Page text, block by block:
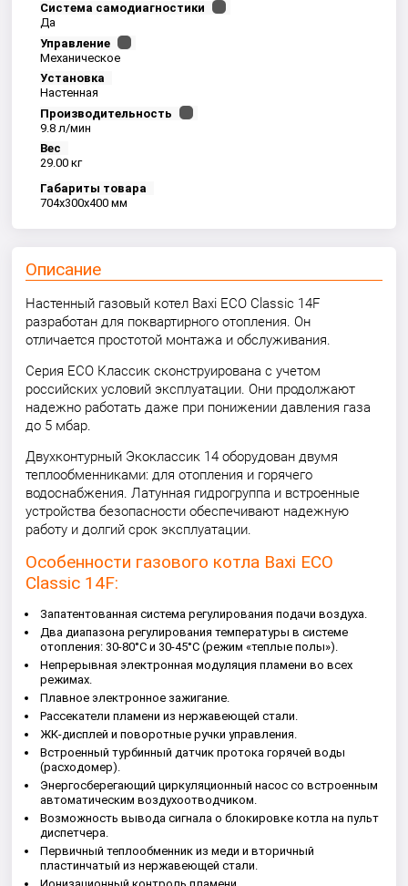
Система самодиагностики
Да
Управление
Механическое
Установка
Настенная
Производительность
9.8 л/мин
Вес
29.00 кг
Габариты товара
704x300x400 мм
Описание
Настенный газовый котел Baxi ECO Classic 14F
разработан для поквартирного отопления. Он
отличается простотой монтажа и обслуживания.
Серия ECO Классик сконструирована с учетом
российских условий эксплуатации. Они продолжают
надежно работать даже при понижении давления газа
до 5 мбар.
Двухконтурный Экоклассик 14 оборудован двумя
теплообменниками: для отопления и горячего
водоснабжения. Латунная гидрогруппа и встроенные
устройства безопасности обеспечивают надежную
работу и долгий срок эксплуатации.
Особенности газового котла Baxi ECO
Classic 14F:
Запатентованная система регулирования подачи воздуха.
Два диапазона регулирования температуры в системе
отопления: 30-80°С и 30-45°С (режим «теплые полы»).
Непрерывная электронная модуляция пламени во всех
режимах.
Плавное электронное зажигание.
Рассекатели пламени из нержавеющей стали.
ЖК-дисплей и поворотные ручки управления.
Встроенный турбинный датчик протока горячей воды
(расходомер).
Энергосберегающий циркуляционный насос со встроенным
автоматическим воздухоотводчиком.
Возможность вывода сигнала о блокировке котла на пульт
диспетчера.
Первичный теплообменник из меди и вторичный
пластинчатый из нержавеющей стали.